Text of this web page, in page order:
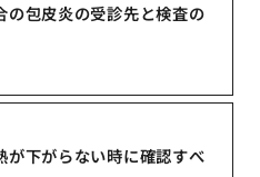
の包皮炎の受診先と検査の
が下がらない時に確認すべ